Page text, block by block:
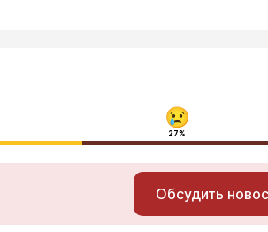
27%
Обсудить